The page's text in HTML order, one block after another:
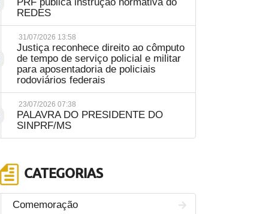
REDES
31/07/2026 13:58
Justiça reconhece direito ao cômputo
de tempo de serviço policial e militar
para aposentadoria de policiais
rodoviários federais
23/07/2026 07:38
PALAVRA DO PRESIDENTE DO
SINPRF/MS
CATEGORIAS
Comemoração